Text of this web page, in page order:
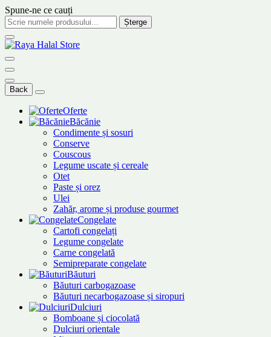
Spune-ne ce cauți
Șterge
Back
Oferte
Băcănie
Condimente și sosuri
Conserve
Couscous
Legume uscate și cereale
Otet
Paste și orez
Ulei
Zahăr, arome și produse gourmet
Congelate
Cartofi congelați
Legume congelate
Carne congelată
Semipreparate congelate
Băuturi
Băuturi carbogazoase
Băuturi necarbogazoase și siropuri
Dulciuri
Bomboane și ciocolată
Dulciuri orientale